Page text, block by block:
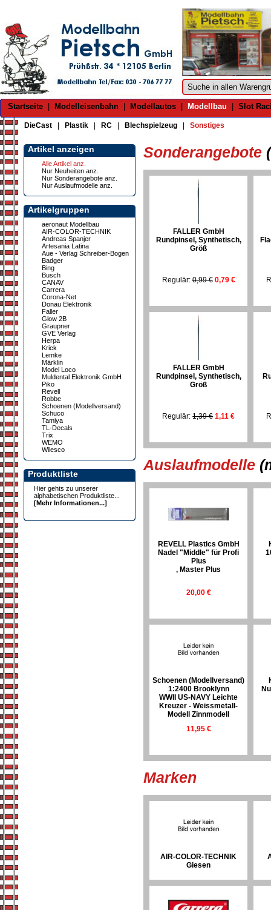
Startseite Modelleisenbahn Modellautos Modellbau Slot
DieCast Plastik RC Blechspielzeug Sonstiges
Artikel anzeigen
Alle Artikel anz.
Nur Neuheiten anz.
Nur Sonderangebote anz.
Nur Auslaufmodelle anz.
Artikelgruppen
aeronaut Modellbau
AIR-COLOR-TECHNIK
Andreas Spanjer
Artesania Latina
Aue - Verlag Schreiber-Bogen
Badger
Bing
Busch
CANAV
Carrera
Corona-Net
Donau Elektronik
Faller
Glow 2B
Graupner
GVE Verlag
Herpa
Krick
Lemke
Märklin
Model Loco
Muldental Elektronik GmbH
Piko
Revell
Robbe
Schoenen (Modellversand)
Schuco
Tamiya
TL-Decals
Trix
WEMO
Wilesco
Produktliste
Hier gehts zu unserer
alphabetischen Produktliste...
[Mehr Informationen...]
Sonderangebote
FALLER GmbH
Rundpinsel, Synthetisch,
Größ
Regulär:0,99 € 0,79 €
FALLER GmbH
Rundpinsel, Synthetisch,
Größ
Regulär:1,39 € 1,11 €
Auslaufmodelle
REVELL Plastics GmbH
Nadel "Middle" für Profi
Plus
, Master Plus
20,00 €
Schoenen (Modellversand)
1:2400 Brooklynn
WWII US-NAVY Leichte
Kreuzer - Weissmetall-
Modell Zinnmodell
11,95 €
Marken
AIR-COLOR-TECHNIK
Giesen